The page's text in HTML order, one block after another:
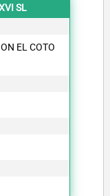
SL
EL COTO